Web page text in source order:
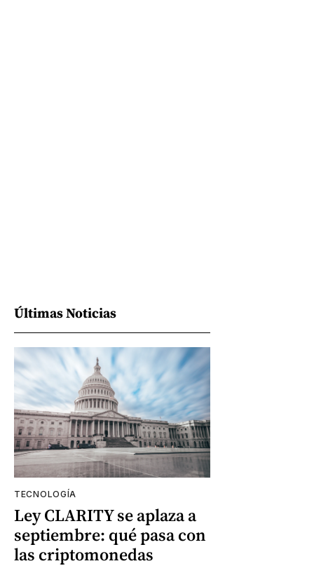
Últimas Noticias
TECNOLOGÍA
Ley CLARITY se aplaza a
septiembre: qué pasa con
las criptomonedas